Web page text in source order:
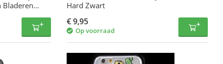
Bladeren
Hard Zwart
€9,95
Op voorraad